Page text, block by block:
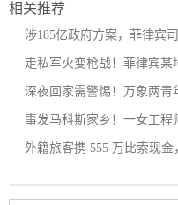
相关推荐
涉185亿政府方案，菲律宾
走私军火变枪战！菲律宾某
深夜回家需警惕！万象两青
事发马科斯家乡！一女工程
外籍旅客携 555 万比索现